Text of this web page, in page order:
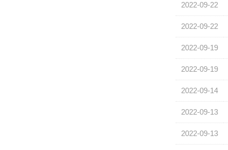
2022-09-22
2022-09-22
2022-09-19
2022-09-19
2022-09-14
2022-09-13
2022-09-13